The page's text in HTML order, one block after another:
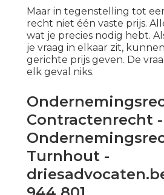
Maar in tegenstelling tot
recht niet één vaste prijs.
wat je precies nodig hebt.
je vraag in elkaar zit,
gerichte prijs geven. De
elk geval niks.
Contractenrecht
Turnhout -